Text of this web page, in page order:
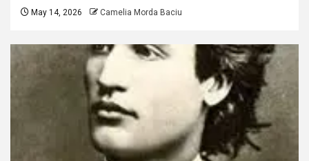
May 14, 2026 Camelia Morda Baciu